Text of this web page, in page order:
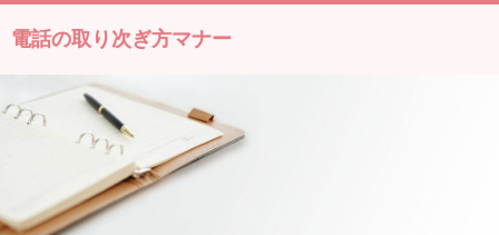
電話の取り次ぎ方マナー